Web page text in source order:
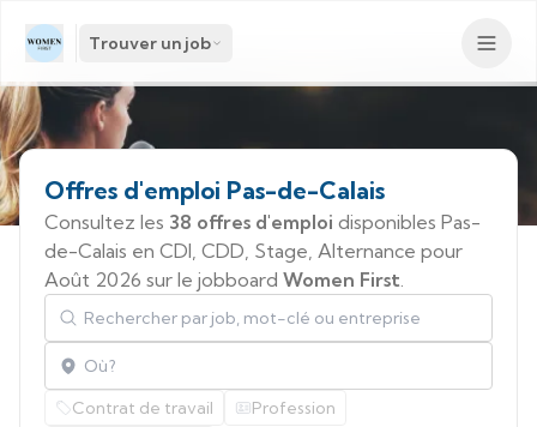
Trouver un job
Offres d'emploi Pas-de-Calais
Consultez les 38 offres d'emploi disponibles Pas-
de-Calais en CDI, CDD, Stage, Alternance pour
Août 2026 sur le jobboard Women First.
Rechercher par job, mot-clé ou entreprise
Localisation
Contrat de travail Profession